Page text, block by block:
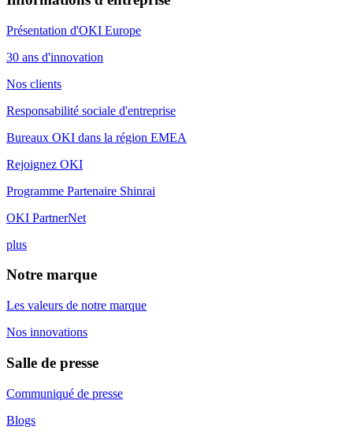
Présentation d'OKI Europe
30 ans d'innovation
Nos clients
Responsabilité sociale d'entreprise
Bureaux OKI dans la région EMEA
Rejoignez OKI
Programme Partenaire Shinrai
OKI PartnerNet
plus
Notre marque
Les valeurs de notre marque
Nos innovations
Salle de presse
Communiqué de presse
Blogs